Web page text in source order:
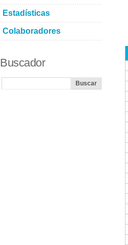
Estadísticas
Colaboradores
Buscador